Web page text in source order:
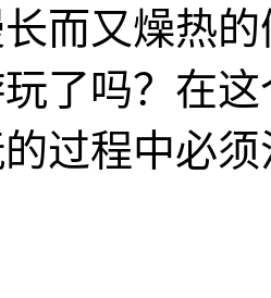
而又燥热
了吗？在
过程中必